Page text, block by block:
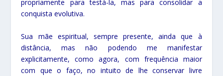
propriamente para testá-la, mas para consolidar a
conquista evolutiva.
Sua mãe espiritual, sempre presente, ainda que à
distância, mas não podendo me manifestar
explicitamente, como agora, com frequência maior
com que o faço, no intuito de lhe conservar livre